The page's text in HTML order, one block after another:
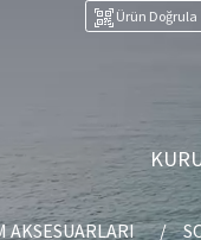
Ürün Doğrula
AKSESUARLARI